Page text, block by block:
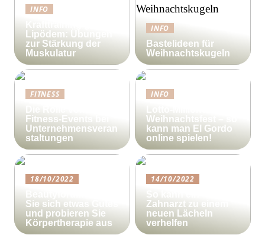
INFO
Lipödem: Übungen
zur Stärkung der
Muskulatur
INFO
Bastelideen für
Weihnachtskugeln
FITNESS
Fitness-Events bei
Unternehmensveran
staltungen
INFO
Weihnachtsfest – so
kann man El Gordo
online spielen!
18/10/2022
Sie sich etwas Gutes
und probieren Sie
Körpertherapie aus
14/10/2022
Zahnarzt zu einem
neuen Lächeln
verhelfen